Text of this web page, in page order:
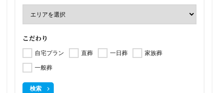
こだわり
自宅プラン 直葬 一日葬
家族葬
一般葬
検索